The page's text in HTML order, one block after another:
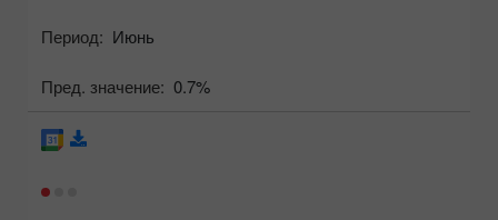
Период: Июнь
Пред. значение: 0.7%